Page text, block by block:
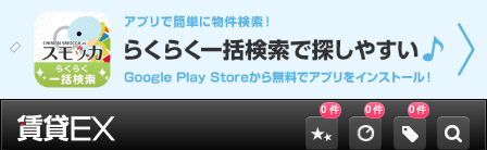
0 件 0件 0件